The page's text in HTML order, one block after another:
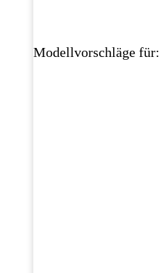
Modellvorschläge für: